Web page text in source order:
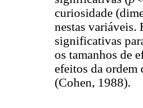
curiosidade
nestas variáveis.
significativas
os tamanhos de
efeitos da ordem
(Cohen, 1988).